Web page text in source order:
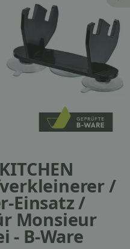
/
Einsatz /
Monsieur
- B-Ware